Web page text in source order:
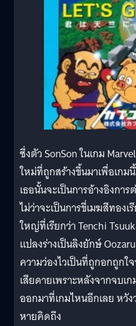
ซึ่งตัว SonSon ในเกม
ใหม่ที่ถูกสร้างขึ้นมาเพื่อเกม
เธอนั้นจะเป็นการอ้างอิงกา
ไม่ว่าจะเป็นการขี่เมฆสีทอง
ใหญ่ที่เรียกว่า Tenchi
แปลงร่างเป็นลิงยักษ์
ความว่องไวเป็นที่ถูกอกถูกใ
เสียดายเพราะหลังจากจบเ
ออกมาที่เกมไหนอีกเลย หวั
หายคิดถึง